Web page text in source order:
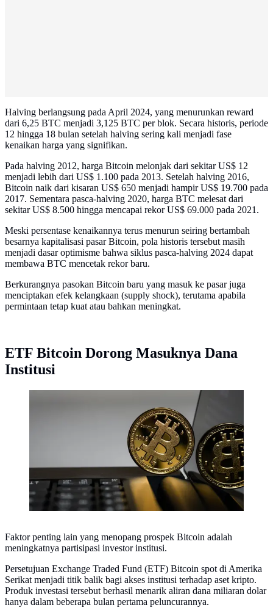
Halving berlangsung pada April 2024, yang menurunkan reward
dari 6,25 BTC menjadi 3,125 BTC per blok. Secara historis, periode
12 hingga 18 bulan setelah halving sering kali menjadi fase
kenaikan harga yang signifikan.
Pada halving 2012, harga Bitcoin melonjak dari sekitar US$ 12
menjadi lebih dari US$ 1.100 pada 2013. Setelah halving 2016,
Bitcoin naik dari kisaran US$ 650 menjadi hampir US$ 19.700 pada
2017. Sementara pasca-halving 2020, harga BTC melesat dari
sekitar US$ 8.500 hingga mencapai rekor US$ 69.000 pada 2021.
Meski persentase kenaikannya terus menurun seiring bertambah
besarnya kapitalisasi pasar Bitcoin, pola historis tersebut masih
menjadi dasar optimisme bahwa siklus pasca-halving 2024 dapat
membawa BTC mencetak rekor baru.
Berkurangnya pasokan Bitcoin baru yang masuk ke pasar juga
menciptakan efek kelangkaan (supply shock), terutama apabila
permintaan tetap kuat atau bahkan meningkat.
ETF Bitcoin Dorong Masuknya Dana
Institusi
Ilustrasi bitcoin (Foto: Unsplash/Aleksi Raisa)
Faktor penting lain yang menopang prospek Bitcoin adalah
meningkatnya partisipasi investor institusi.
Persetujuan Exchange Traded Fund (ETF) Bitcoin spot di Amerika
Serikat menjadi titik balik bagi akses institusi terhadap aset kripto.
Produk investasi tersebut berhasil menarik aliran dana miliaran dolar
hanya dalam beberapa bulan pertama peluncurannya.